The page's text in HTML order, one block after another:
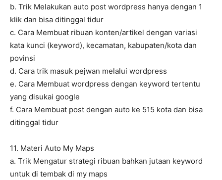
b. Trik Melakukan auto post wordpress hanya dengan 1
klik dan bisa ditinggal tidur
c. Cara Membuat ribuan konten/artikel dengan variasi
kata kunci (keyword), kecamatan, kabupaten/kota dan
povinsi
d. Cara trik masuk pejwan melalui wordpress
e. Cara Membuat wordpress dengan keyword tertentu
yang disukai google
f. Cara Membuat post dengan auto ke 515 kota dan bisa
ditinggal tidur
11. Materi Auto My Maps
a. Trik Mengatur strategi ribuan bahkan jutaan keyword
untuk di tembak di my maps